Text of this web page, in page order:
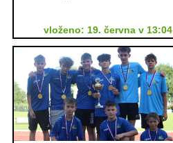
vloženo: 19. června v 13:04